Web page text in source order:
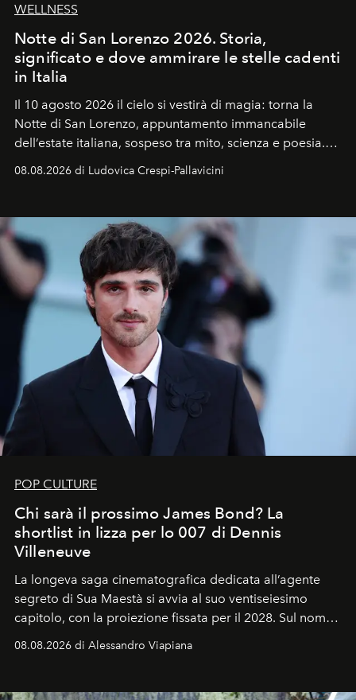
WELLNESS
Notte di San Lorenzo 2026. Storia,
significato e dove ammirare le stelle cadenti
in Italia
Il 10 agosto 2026 il cielo si vestirà di magia: torna la
Notte di San Lorenzo, appuntamento immancabile
dell’estate italiana, sospeso tra mito, scienza e poesia.
Sarà il momento in cui gli occhi si alzano verso la volta
celeste per seguire il passaggio delle
all’universo i desideri più segreti
08.08.2026 di Ludovica Crespi-Pallavicini
POP CULTURE
Chi sarà il prossimo James Bond? La
shortlist in lizza per lo 007 di Dennis
Villeneuve
La longeva saga cinematografica dedicata all’agente
segreto di Sua Maestà si avvia al suo ventiseiesimo
capitolo, con la proiezione fissata per il 2028. Sul nome
dell’attore chiamato a raccogliere l’eredità di Daniel
Craig, però, regna ancora il più assoluto riserbo.
08.08.2026 di Alessandro Viapiana